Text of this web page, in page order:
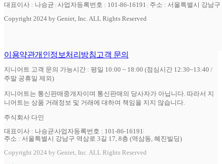
대표이사 : 나승균 사업자등록번호 : 101-86-16191
주소 : 서울특별시 강남
Copyright 2024 by Geniet, Inc. ALL Rights Reserved
이용약관개인정보처리방침고객 문의
지니어트 고객 문의 가능시간 : 평일 10:00 ~ 18:00 (점심시간 12:30~13:40 /
주말 공휴일 제외)
지니어트는 통신판매중개자이며 통신판매의 당사자가 아닙니다. 따라서 지
니어트는 상품 거래정보 및 거래에 대하여 책임을 지지 않습니다.
주식회사 다인
대표이사 : 나승균사업자등록번호 : 101-86-16191
주소 : 서울특별시 강남구 역삼로 3길 17, 8층 (역삼동, 혜진빌딩)
Copyright 2024 by Geniet, Inc. ALL Rights Reserved